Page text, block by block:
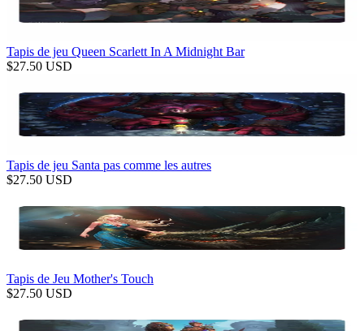
Tapis de jeu Queen Scarlett In A Midnight Bar
$27.50 USD
Tapis de jeu Santa pas comme les autres
$27.50 USD
Tapis de Jeu Mother's Touch
$27.50 USD